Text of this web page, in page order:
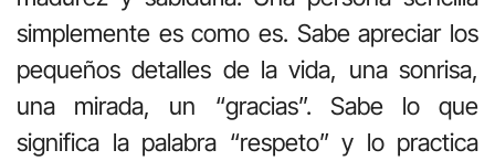
simplemente es como es. Sabe apreciar los
pequeños detalles de la vida, una sonrisa,
una mirada, un “gracias”. Sabe lo que
significa la palabra “respeto” y lo practica